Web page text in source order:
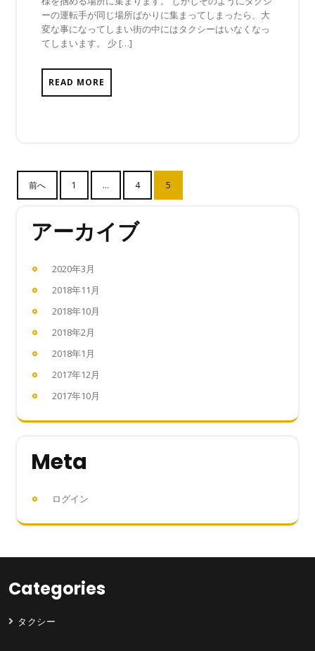
ま
だ
ーの運転手が同じ場所ばかりに集まってしまったら、大
変な事になってしまい街の中にはタクシーはいなくなっ
てしまいます。 少 […]
READ MORE
投
稿
の
ペ
ー
ジ
送
り
前へ 1 … 4 5
アーカイブ
2020年3月
2018年11月
2018年10月
2018年2月
2018年1月
2017年12月
2017年10月
Meta
ログイン
Categories
タクシー